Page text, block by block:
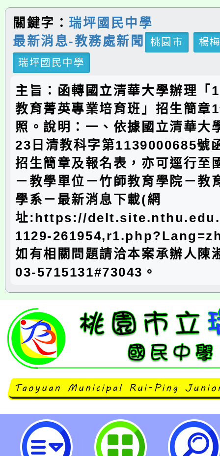
關鍵字： 瑞坪國民中學
最新消息-教務處新聞
桃園市
楊
瑞坪國民中學
主旨：函轉國立清華大學辦理「
教育菁英專業培育班」招生簡章
照。說明：一、依據國立清華大
23日清教科字第1139000685號
招生簡章及報名表，亦可逕行至
－教學單位－竹師教育學院－教
學系－最新消息下載(網
址:https://
1129-
如有相關問題請洽本案承辦人陳
03-5715131#73043。
國立清華大學辦理「113年中小學
育班」-桃園市立瑞坪國民中學